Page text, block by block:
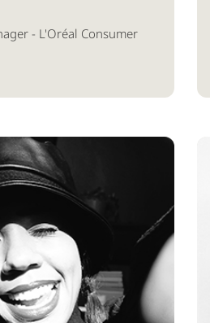
- L'Oréal Consumer